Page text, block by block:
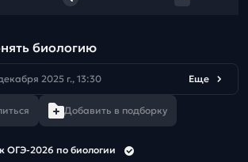
биологию
2025 г., 13:30 Еще
Добавить в подборку
ОГЭ-2026 по биологии